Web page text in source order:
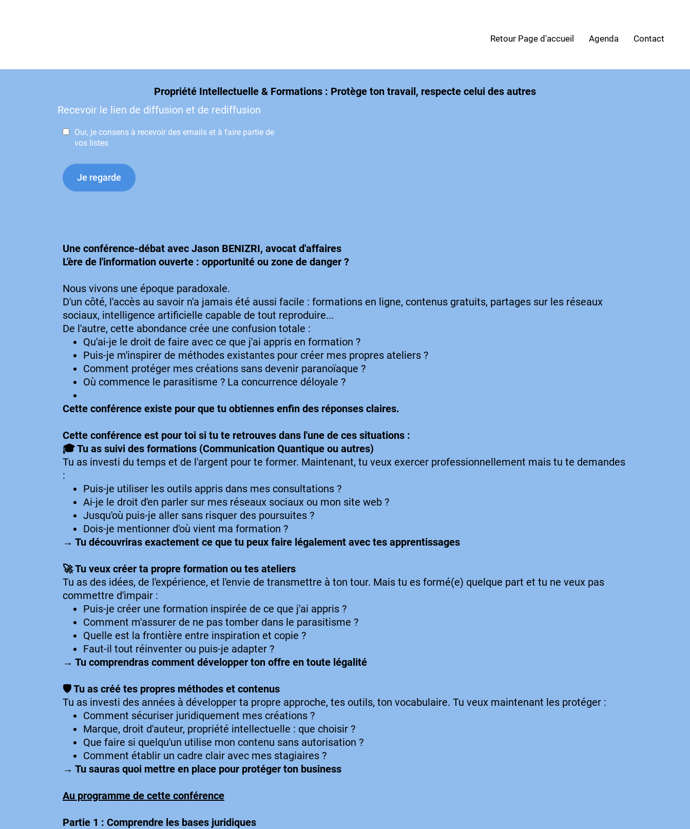
Retour Page d'accueil Agenda Contact
Propriété Intellectuelle & Formations : Protège ton travail, respecte celui des autres
Recevoir le lien de diffusion et de rediffusion
Oui, je consens à recevoir des emails et à faire partie de
vos listes
Je regarde
Une conférence-débat avec Jason BENIZRI, avocat d'affaires
L'ère de l'information ouverte : opportunité ou zone de danger ?
Nous vivons une époque paradoxale.
D'un côté, l'accès au savoir n'a jamais été aussi facile : formations en ligne, contenus gratuits, partages sur les réseaux
sociaux, intelligence artificielle capable de tout reproduire...
De l'autre, cette abondance crée une confusion totale :
Qu'ai-je le droit de faire avec ce que j'ai appris en formation ?
Puis-je m'inspirer de méthodes existantes pour créer mes propres ateliers ?
Comment protéger mes créations sans devenir paranoïaque ?
Où commence le parasitisme ? La concurrence déloyale ?
Cette conférence existe pour que tu obtiennes enfin des réponses claires.
Cette conférence est pour toi si tu te retrouves dans l'une de ces situations :
🎓 Tu as suivi des formations (Communication Quantique ou autres)
Tu as investi du temps et de l'argent pour te former. Maintenant, tu veux exercer professionnellement mais tu te demandes
:
Puis-je utiliser les outils appris dans mes consultations ?
Ai-je le droit d'en parler sur mes réseaux sociaux ou mon site web ?
Jusqu'où puis-je aller sans risquer des poursuites ?
Dois-je mentionner d'où vient ma formation ?
→ Tu découvriras exactement ce que tu peux faire légalement avec tes apprentissages
🚀 Tu veux créer ta propre formation ou tes ateliers
Tu as des idées, de l'expérience, et l'envie de transmettre à ton tour. Mais tu es formé(e) quelque part et tu ne veux pas
commettre d'impair :
Puis-je créer une formation inspirée de ce que j'ai appris ?
Comment m'assurer de ne pas tomber dans le parasitisme ?
Quelle est la frontière entre inspiration et copie ?
Faut-il tout réinventer ou puis-je adapter ?
→ Tu comprendras comment développer ton offre en toute légalité
🛡️ Tu as créé tes propres méthodes et contenus
Tu as investi des années à développer ta propre approche, tes outils, ton vocabulaire. Tu veux maintenant les protéger :
Comment sécuriser juridiquement mes créations ?
Marque, droit d'auteur, propriété intellectuelle : que choisir ?
Que faire si quelqu'un utilise mon contenu sans autorisation ?
Comment établir un cadre clair avec mes stagiaires ?
→ Tu sauras quoi mettre en place pour protéger ton business
Au programme de cette conférence
Partie 1 : Comprendre les bases juridiques